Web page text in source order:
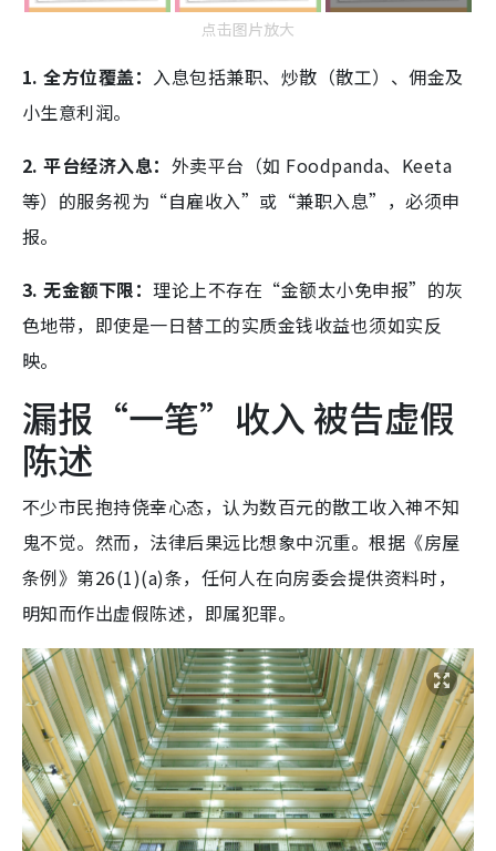
点击图片放大
1. 全方位覆盖： 入息包括兼职、炒散（散工）、佣金及
小生意利润。
2. 平台经济入息： 外卖平台（如 Foodpanda、Keeta
等）的服务视为“自雇收入”或“兼职入息”，必须申
报。
3. 无金额下限：理论上不存在“金额太小免申报”的灰
色地带，即使是一日替工的实质金钱收益也须如实反
映。
漏报“一笔”收入 被告虚假
陈述
不少市民抱持侥幸心态，认为数百元的散工收入神不知
鬼不觉。然而，法律后果远比想象中沉重。根据《房屋
条例》第26(1)(a)条，任何人在向房委会提供资料时，
明知而作出虚假陈述，即属犯罪。